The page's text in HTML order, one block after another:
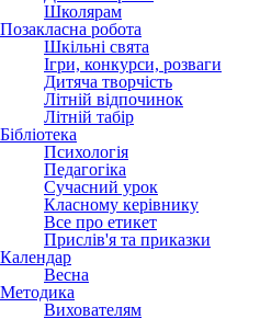
Школярам
Позакласна робота
Шкільні свята
Ігри, конкурси, розваги
Дитяча творчість
Літній відпочинок
Літній табір
Бібліотека
Психологія
Педагогіка
Сучасний урок
Класному керівнику
Все про етикет
Прислів'я та приказки
Календар
Весна
Методика
Вихователям